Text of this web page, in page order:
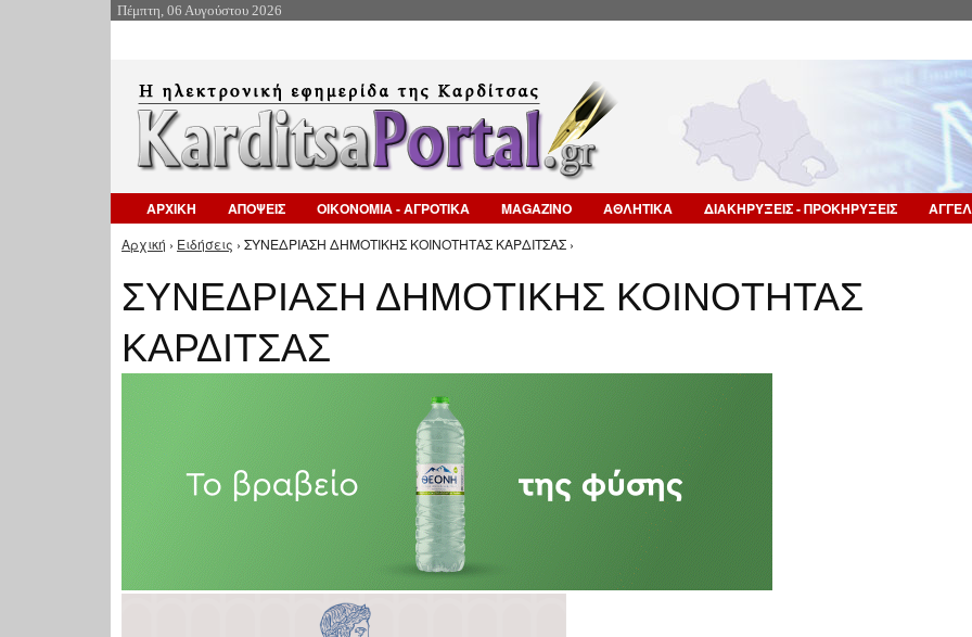
Πέμπτη, 06 Αυγούστου 2026
ΑΡΧΙΚΗ ΑΠΟΨΕΙΣ ΟΙΚΟΝΟΜΙΑ - ΑΓΡΟΤΙΚΑ MAGAZINO ΑΘΛΗΤΙΚΑ ΔΙΑΚΗΡΥΞΕΙΣ - ΠΡΟΚΗΡΥΞΕΙΣ
Είστε εδώ
Αρχική › Ειδήσεις › ΣΥΝΕΔΡΙΑΣΗ ΔΗΜΟΤΙΚΗΣ ΚΟΙΝΟΤΗΤΑΣ ΚΑΡΔΙΤΣΑΣ ›
ΣΥΝΕΔΡΙΑΣΗ ΔΗΜΟΤΙΚΗΣ ΚΟΙΝΟΤΗΤΑΣ
ΚΑΡΔΙΤΣΑΣ